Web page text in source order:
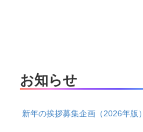
お知らせ
新年の挨拶募集企画（2026年版）